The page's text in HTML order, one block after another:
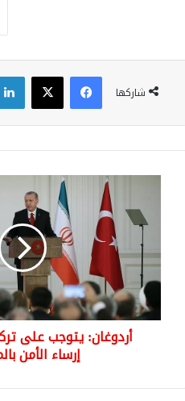
شاركها
فيسبوك‫X
على
تركيا
وروسيا
وإيران
إرساء
الأمن
بالمنطقة
أردوغان: يتوجب على
إرساء الأمن